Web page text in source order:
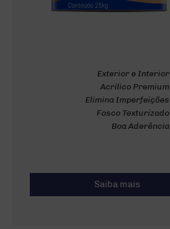
Exterior e Interior
Acrílico Premium
Elimina Imperfeições
Fosco Texturizado
Boa Aderência
Saiba mais